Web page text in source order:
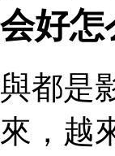
会好怎
與都是
來，越